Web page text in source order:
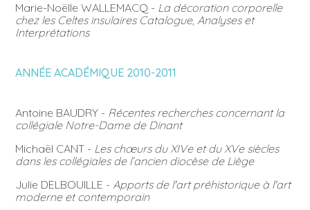
Marie-Noëlle WALLEMACQ - La décoration corporelle
chez les Celtes insulaires Catalogue, Analyses et
Interprétations
ANNÉE ACADÉMIQUE 2010-2011
Antoine BAUDRY - Récentes recherches concernant la
collégiale Notre-Dame de Dinant
Michaël CANT - Les chœurs du XIVe et du XVe siècles
dans les collégiales de l’ancien diocèse de Liège
Julie DELBOUILLE - Apports de l'art préhistorique à l'art
moderne et contemporain